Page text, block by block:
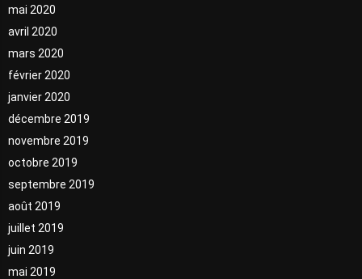
mai 2020
avril 2020
mars 2020
février 2020
janvier 2020
décembre 2019
novembre 2019
octobre 2019
septembre 2019
août 2019
juillet 2019
juin 2019
mai 2019